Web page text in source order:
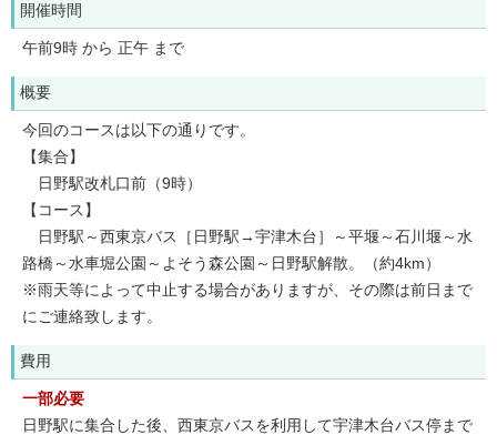
開催時間
午前9時 から 正午 まで
概要
今回のコースは以下の通りです。
【集合】
日野駅改札口前（9時）
【コース】
日野駅～西東京バス［日野駅→宇津木台］～平堰～石川堰～水
路橋～水車堀公園～よそう森公園～日野駅解散。（約4km）
※雨天等によって中止する場合がありますが、その際は前日まで
にご連絡致します。
費用
一部必要
日野駅に集合した後、西東京バスを利用して宇津木台バス停まで